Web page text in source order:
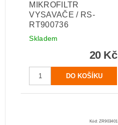
MIKROFILTR
VYSAVAČE / RS-
RT900736
Skladem
20 Kč
Kód: ZR903401